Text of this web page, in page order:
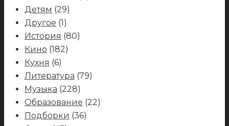
Детям (29)
Другое (1)
История (80)
Кино (182)
Кухня (6)
Литература (79)
Музыка (228)
Образование (22)
Подборки (36)